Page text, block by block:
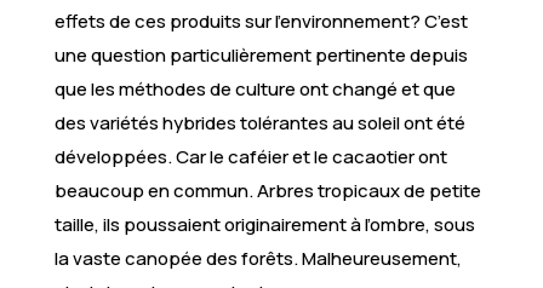
effets de ces produits sur l’environnement? C’est
une question particulièrement pertinente depuis
que les méthodes de culture ont changé et que
des variétés hybrides tolérantes au soleil ont été
développées. Car le caféier et le cacaotier ont
beaucoup en commun. Arbres tropicaux de petite
taille, ils poussaient originairement à l’ombre, sous
la vaste canopée des forêts. Malheureusement,